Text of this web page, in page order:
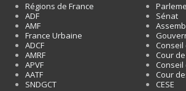
Régions de France
ADF
AMF
France Urbaine
ADCF
AMRF
APVF
AATF
SNDGCT
Sénat
Cour
Conseil
Cour
CESE